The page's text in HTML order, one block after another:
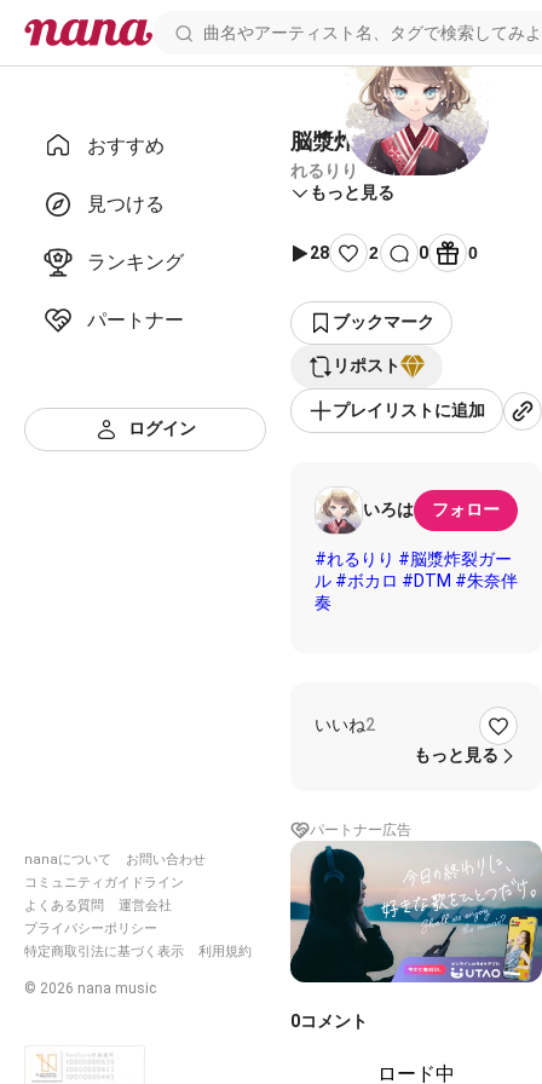
おすすめ
見つける
ランキング
パートナー
ログイン
nanaについて
お問い合わせ
コミュニティガイドライン
よくある質問
運営会社
プライバシーポリシー
特定商取引法に基づく表示
利用規約
© 2026 nana music
脳漿炸裂ガール
れるりり
もっと見る
28 2 0 0
ブックマーク
リポスト
プレイリストに追加
いろは フォロー
#れるりり #脳漿炸裂ガー
ル #ボカロ #DTM #朱奈伴
奏
いいね2
もっと見る
パートナー広告
0コメント
ロード中